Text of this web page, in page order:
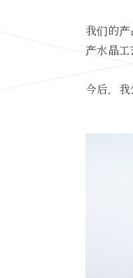
我们的
产水晶
今后，